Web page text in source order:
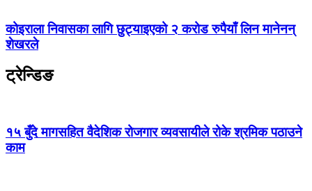
कोइराला निवासका लागि छुट्याइएको २ करोड रुपैयाँ लिन मानेनन्
शेखरले
ट्रेन्डिङ
१५ बुँदे मागसहित वैदेशिक रोजगार व्यवसायीले रोके श्रमिक पठाउने
काम